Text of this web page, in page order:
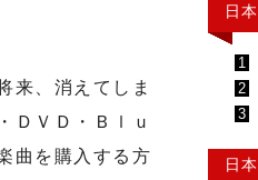
来、消えてしま
ＤＶＤ・Ｂｌｕ
曲を購入する方
日
1
2
3
日